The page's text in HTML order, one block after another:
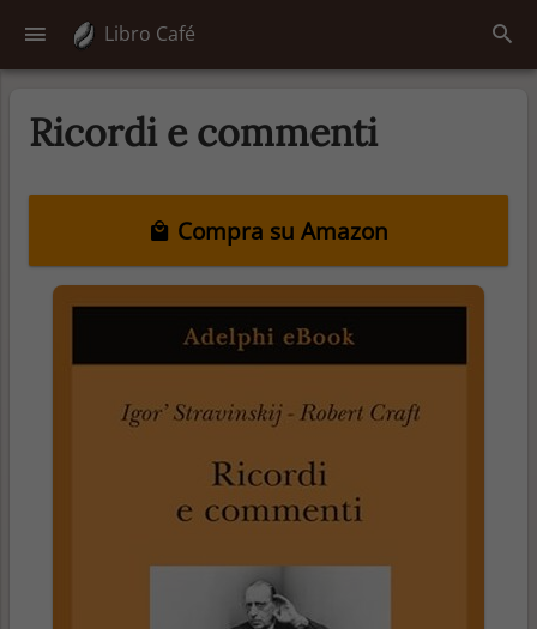
Libro Café
Ricordi e commenti
Compra su Amazon